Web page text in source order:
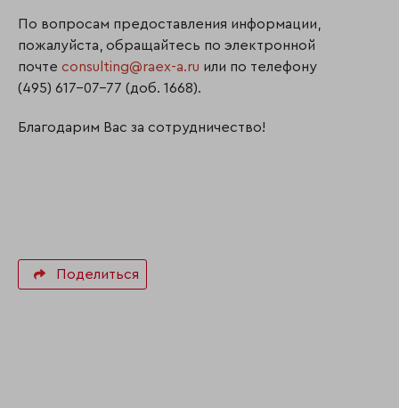
По вопросам предоставления информации,
пожалуйста, обращайтесь по электронной
почте consulting@raex-a.ru или по телефону
(495) 617-07-77 (доб. 1668).
Благодарим Вас за сотрудничество!
Поделиться